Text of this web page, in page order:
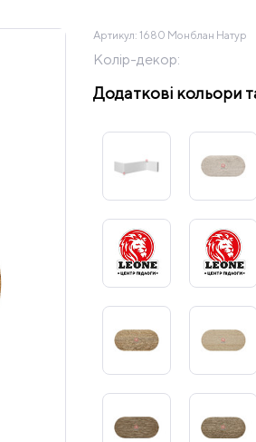
Артикул: 1680 Монблан Натур
Колір-декор:
Додаткові кольори